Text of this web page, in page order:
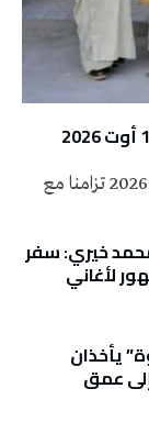
تُنظم جمعية تراثنا يوم الخميس المقبل 13 أوت 2026 تزامنا مع
خيري: سفر
لأغاني
يأخذان
عمق